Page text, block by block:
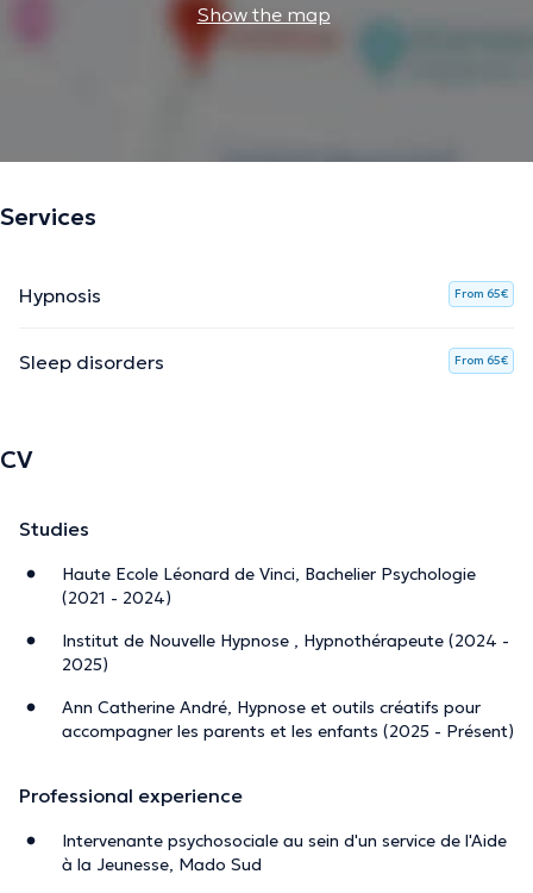
Dans tous les cas, le jeune reste pleinement conscient et
acteur de son changement, tout en découvrant des
respect et la créativité, afin de répondre aux besoins
Domaines d'accompagnement:
Peurs, phobies
Énurésie et encoprésie
Conflits familiaux et relationnels
Difficultés scolaires (décrochage, harcèlement, relations…
information.
Show the map
Services
Hypnosis From 65€
Sleep disorders From 65€
CV
Studies
Haute Ecole Léonard de Vinci, Bachelier Psychologie
(2021 - 2024)
Institut de Nouvelle Hypnose , Hypnothérapeute (2024 -
2025)
Ann Catherine André, Hypnose et outils créatifs pour
accompagner les parents et les enfants (2025 - Présent)
Professional experience
Intervenante psychosociale au sein d'un service de l'Aide
à la Jeunesse, Mado Sud